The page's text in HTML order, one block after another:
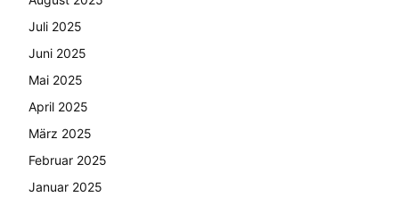
Juli 2025
Juni 2025
Mai 2025
April 2025
März 2025
Februar 2025
Januar 2025